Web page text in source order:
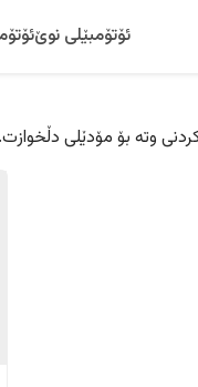
ئۆتۆمبێلی نوێ
وتە بۆ مۆدێلی